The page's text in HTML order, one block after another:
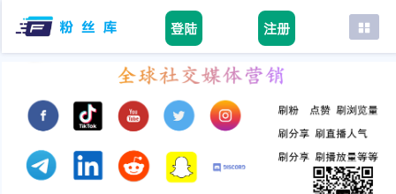
登陆 注册
首页
tiktok